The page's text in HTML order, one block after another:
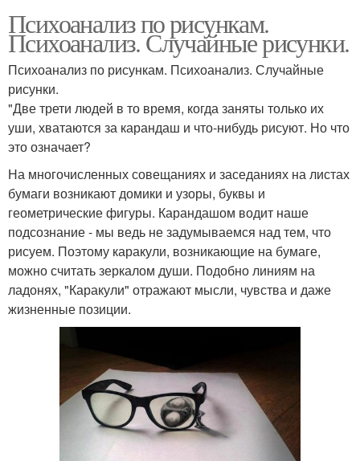
Психоанализ по рисункам.
Психоанализ. Случайные рисунки.
Психоанализ по рисункам. Психоанализ. Случайные
рисунки.
"Две трети людей в то время, когда заняты только их
уши, хватаются за карандаш и что-нибудь рисуют. Но что
это означает?
На многочисленных совещаниях и заседаниях на листах
бумаги возникают домики и узоры, буквы и
геометрические фигуры. Карандашом водит наше
подсознание - мы ведь не задумываемся над тем, что
рисуем. Поэтому каракули, возникающие на бумаге,
можно считать зеркалом души. Подобно линиям на
ладонях, "Каракули" отражают мысли, чувства и даже
жизненные позиции.